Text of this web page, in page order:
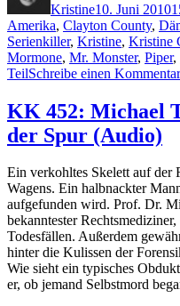
Kristine10. Juni 2010
Amerika, Clayton County,
Serienkiller, Kristine, Kristine
Mormone, Mr. Monster, Piper,
TeilSchreibe einen Kommentar
KK 452: Michael
der Spur (Audio)
Ein verkohltes Skelett auf der
Wagens. Ein halbnackter
aufgefunden wird. Prof. Dr.
bekanntester
Todesfällen. Außerdem
hinter die Kulissen der
Wie sieht ein typisches
er, ob jemand Selbstmord